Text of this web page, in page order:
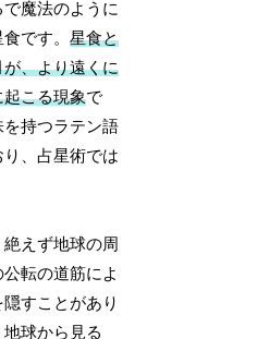
魔法のように
食です。星食と
、より遠くに
こる現象で
持つラテン語
、占星術では
えず地球の周
転の道筋によ
すことがあり
球から見る